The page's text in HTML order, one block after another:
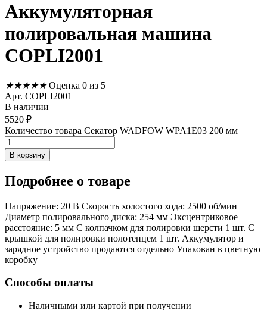
Аккумуляторная
полировальная машина
COPLI2001
★★★★★ Оценка 0 из 5
Арт. COPLI2001
В наличии
5520 ₽
Количество товара Секатор WADFOW WPA1E03 200 мм
В корзину
Подробнее о товаре
Напряжение: 20 В Скорость холостого хода: 2500 об/мин
Диаметр полировального диска: 254 мм Эксцентриковое
расстояние: 5 мм С колпачком для полировки шерсти 1 шт. С
крышкой для полировки полотенцем 1 шт. Аккумулятор и
зарядное устройство продаются отдельно Упакован в цветную
коробку
Способы оплаты
Наличными или картой при получении